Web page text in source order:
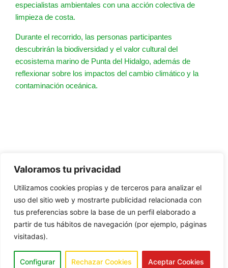
Valoramos tu privacidad
Utilizamos cookies propias y de terceros para analizar el
uso del sitio web y mostrarte publicidad relacionada con
tus preferencias sobre la base de un perfil elaborado a
partir de tus hábitos de navegación (por ejemplo, páginas
visitadas).
Configurar Rechazar Cookies Aceptar Cookies
especialistas ambientales con una acción colectiva de
limpieza de costa.
Durante el recorrido, las personas participantes
descubrirán la biodiversidad y el valor cultural del
ecosistema marino de Punta del Hidalgo, además de
reflexionar sobre los impactos del cambio climático y la
contaminación oceánica.
CONTACTO
AVISO LEGAL
Copyright © 2026 Reggae Can Festival. Todos los